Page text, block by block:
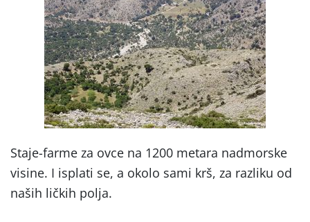
Staje-farme za ovce na 1200 metara nadmorske
visine. I isplati se, a okolo sami krš, za razliku od
naših ličkih polja.